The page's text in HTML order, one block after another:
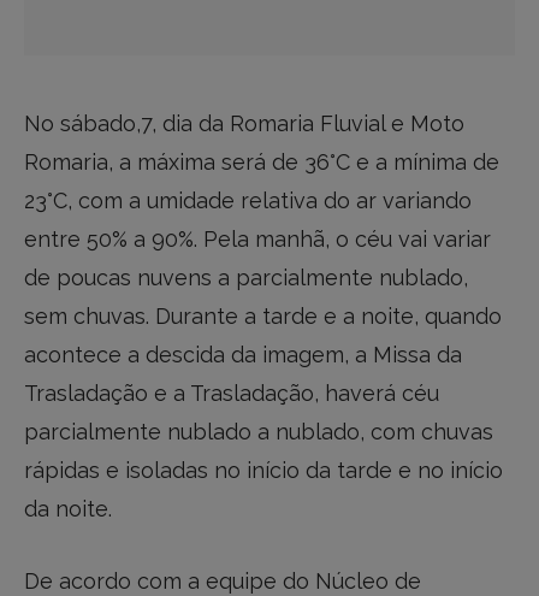
No sábado,7, dia da Romaria Fluvial e Moto
Romaria, a máxima será de 36°C e a mínima de
23°C, com a umidade relativa do ar variando
entre 50% a 90%. Pela manhã, o céu vai variar
de poucas nuvens a parcialmente nublado,
sem chuvas. Durante a tarde e a noite, quando
acontece a descida da imagem, a Missa da
Trasladação e a Trasladação, haverá céu
parcialmente nublado a nublado, com chuvas
rápidas e isoladas no início da tarde e no início
da noite.
De acordo com a equipe do Núcleo de